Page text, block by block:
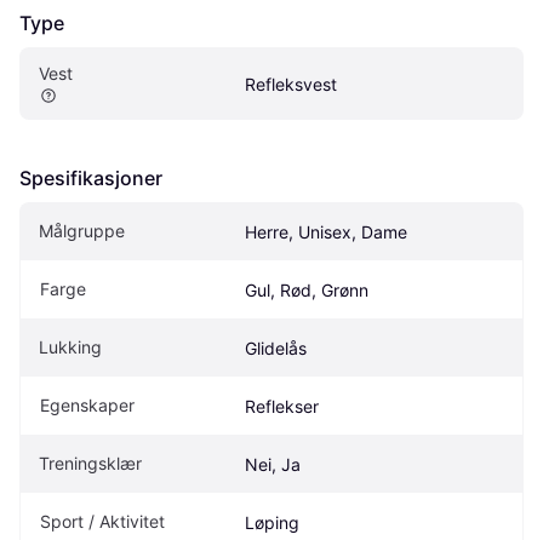
Type
Vest
Refleksvest
Spesifikasjoner
Målgruppe Herre, Unisex, Dame
Farge Gul, Rød, Grønn
Lukking Glidelås
Egenskaper Reflekser
Treningsklær Nei, Ja
Sport / Aktivitet Løping